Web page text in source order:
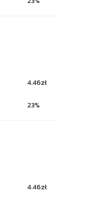
4.46zł
23%
4.46zł